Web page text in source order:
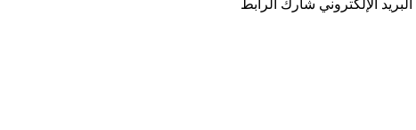
البريد الإلكتروني شارك الرابط